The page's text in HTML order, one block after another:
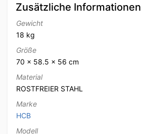
Zusätzliche Informationen
Gewicht
18 kg
Größe
70 × 58.5 × 56 cm
Material
ROSTFREIER STAHL
Marke
HCB
Modell